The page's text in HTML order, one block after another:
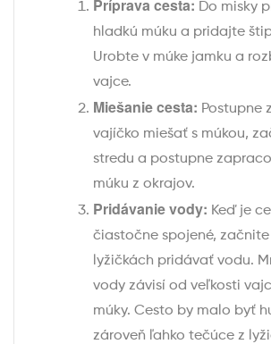
Príprava cesta: Do misky
hladkú múku a pridajte
Urobte v múke jamku a
vajce.
Miešanie cesta: Postupne
vajíčko miešať s múkou,
stredu a postupne
múku z okrajov.
Pridávanie vody: Keď je
čiastočne spojené,
lyžičkách pridávať vodu.
vody závisí od veľkosti
múky. Cesto by malo byť
zároveň ľahko tečúce z